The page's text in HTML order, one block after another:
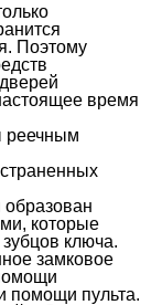
Поэтому
время
реечным
которые
ключа.
замковое
помощи пульта.